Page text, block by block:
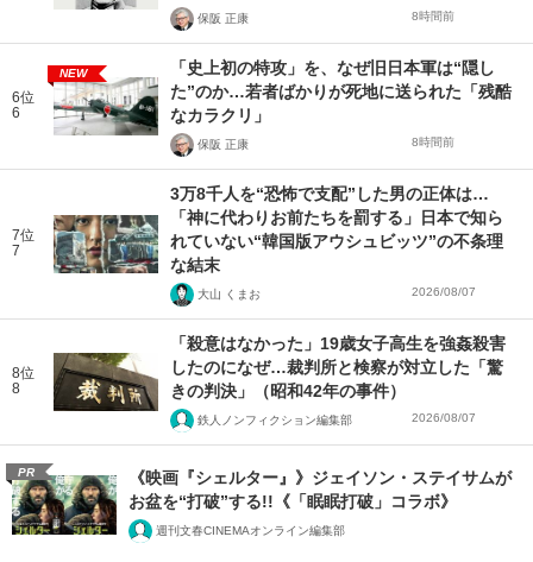
保阪 正康 8時間前
6位
6
NEW
「史上初の特攻」を、なぜ旧日本軍は“隠し
た”のか…若者ばかりが死地に送られた「残酷
なカラクリ」
保阪 正康 8時間前
7位
7
3万8千人を“恐怖で支配”した男の正体は…
「神に代わりお前たちを罰する」日本で知ら
れていない“韓国版アウシュビッツ”の不条理
な結末
大山 くまお 2026/08/07
8位
8
「殺意はなかった」19歳女子高生を強姦殺害
したのになぜ…裁判所と検察が対立した「驚
きの判決」（昭和42年の事件）
鉄人ノンフィクション編集部 2026/08/07
PR
《映画『シェルター』》ジェイソン・ステイサムが
お盆を“打破”する!!《「眠眠打破」コラボ》
週刊文春CINEMAオンライン編集部